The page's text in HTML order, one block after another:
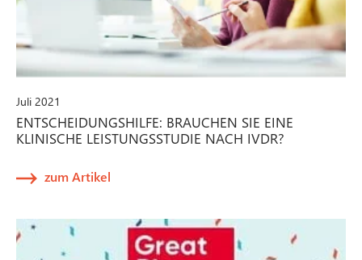
Juli 2021
ENTSCHEIDUNGSHILFE: BRAUCHEN SIE EINE
KLINISCHE LEISTUNGSSTUDIE NACH IVDR?
zum Artikel